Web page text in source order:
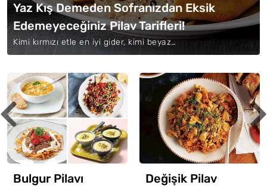
Yaz Kış Demeden Sofranızdan Eksik
Edemeyeceğiniz Pilav Tarifleri!
Kimi kırmızı etle en iyi gider, kimi beyaz…
Değişik Pilav
Dibi Tutan Pilav